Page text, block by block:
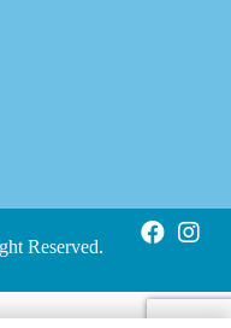
Reserved.